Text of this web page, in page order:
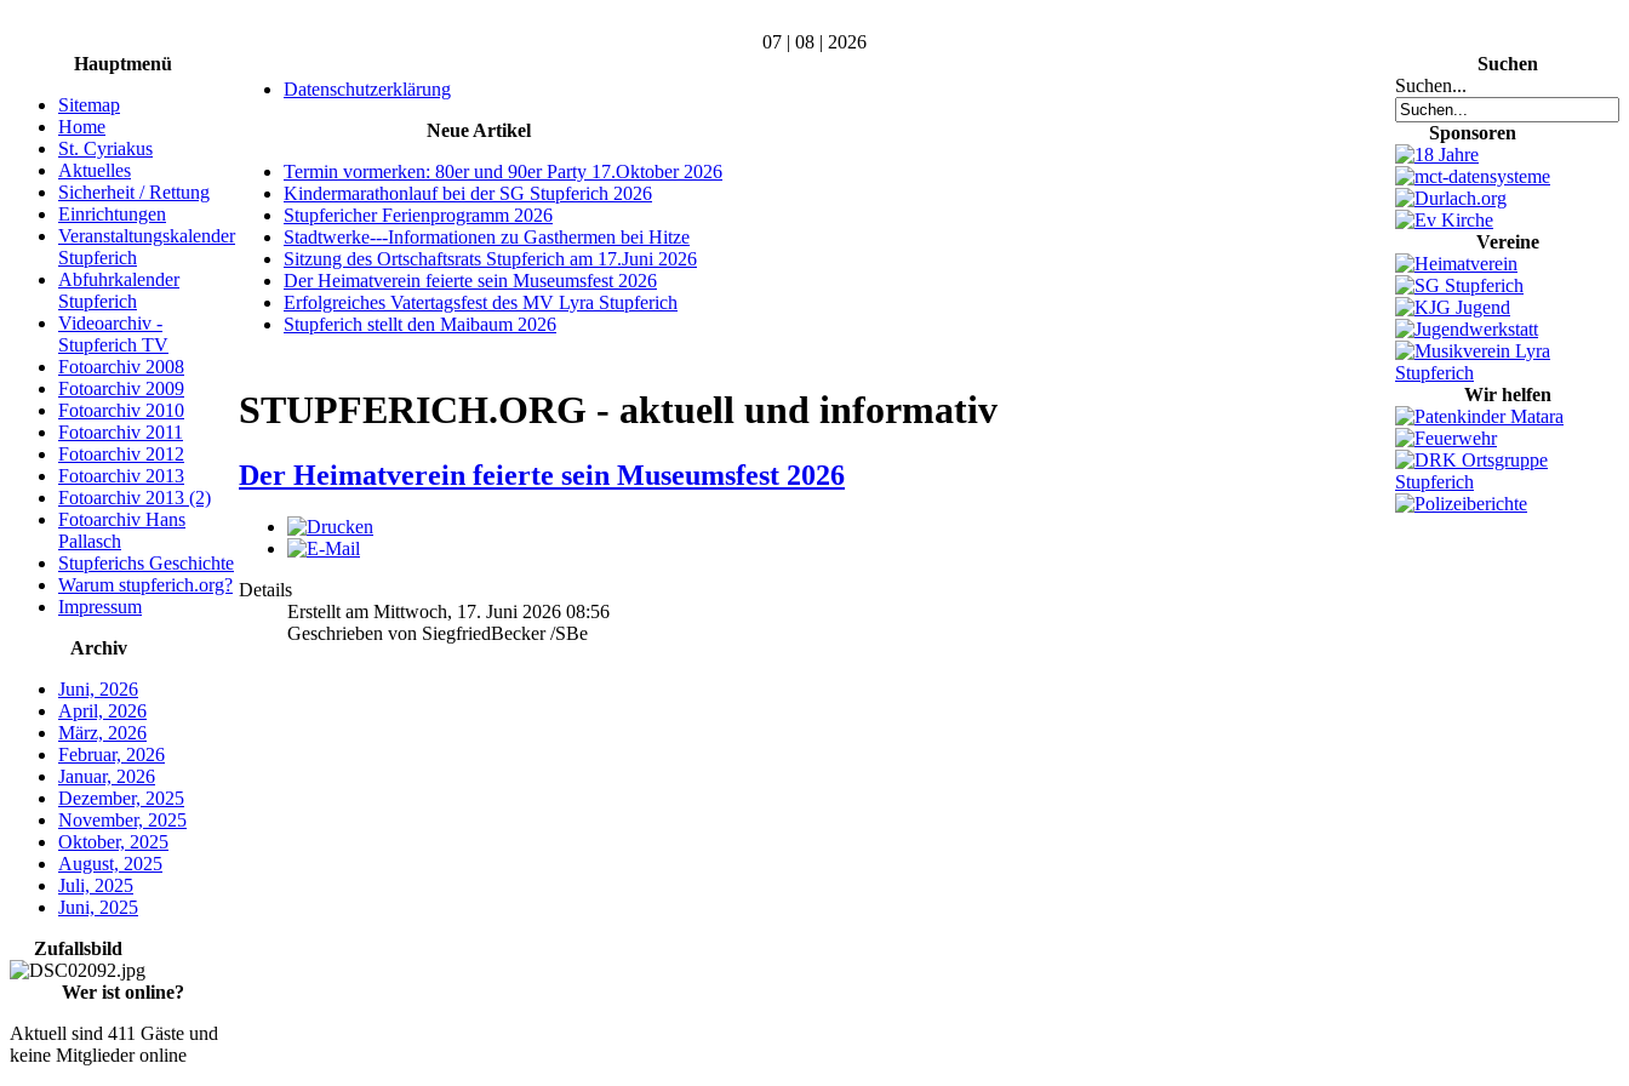
07 | 08 | 2026
Hauptmenü
Sitemap
Home
St. Cyriakus
Aktuelles
Sicherheit / Rettung
Einrichtungen
Veranstaltungskalender
Stupferich
Abfuhrkalender
Stupferich
Videoarchiv -
Stupferich TV
Fotoarchiv 2008
Fotoarchiv 2009
Fotoarchiv 2010
Fotoarchiv 2011
Fotoarchiv 2012
Fotoarchiv 2013
Fotoarchiv 2013 (2)
Fotoarchiv Hans
Pallasch
Stupferichs Geschichte
Warum stupferich.org?
Impressum
Archiv
Juni, 2026
April, 2026
März, 2026
Februar, 2026
Januar, 2026
Dezember, 2025
November, 2025
Oktober, 2025
August, 2025
Juli, 2025
Juni, 2025
Zufallsbild
Wer ist online?
Aktuell sind 411 Gäste und
keine Mitglieder online
Datenschutzerklärung
Neue Artikel
Termin vormerken: 80er und 90er Party 17.Oktober 2026
Kindermarathonlauf bei der SG Stupferich 2026
Stupfericher Ferienprogramm 2026
Stadtwerke---Informationen zu Gasthermen bei Hitze
Sitzung des Ortschaftsrats Stupferich am 17.Juni 2026
Der Heimatverein feierte sein Museumsfest 2026
Erfolgreiches Vatertagsfest des MV Lyra Stupferich
Stupferich stellt den Maibaum 2026
STUPFERICH.ORG - aktuell und informativ
Der Heimatverein feierte sein Museumsfest 2026
Details
Erstellt am Mittwoch, 17. Juni 2026 08:56
Geschrieben von SiegfriedBecker /SBe
Suchen
Suchen...
Sponsoren
Vereine
Wir helfen